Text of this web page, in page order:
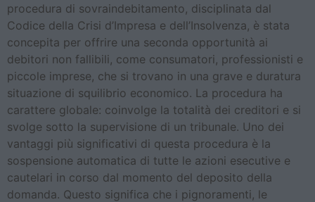
procedura di sovraindebitamento, disciplinata dal
Codice della Crisi d’Impresa e dell’Insolvenza, è stata
concepita per offrire una seconda opportunità ai
debitori non fallibili, come consumatori, professionisti e
piccole imprese, che si trovano in una grave e duratura
situazione di squilibrio economico. La procedura ha
carattere globale: coinvolge la totalità dei creditori e si
svolge sotto la supervisione di un tribunale. Uno dei
vantaggi più significativi di questa procedura è la
sospensione automatica di tutte le azioni esecutive e
cautelari in corso dal momento del deposito della
domanda. Questo significa che i pignoramenti, le